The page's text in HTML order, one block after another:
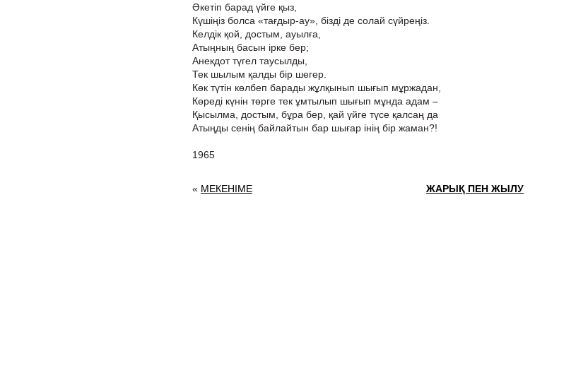
Әкетіп барад үйге қыз,
Күшіңіз болса «тағдыр-ау», бізді де солай сүйреңіз.
Келдік қой, достым, ауылға,
Атыңның басын ірке бер;
Анекдот түгел таусылды,
Тек шылым қалды бір шегер.
Көк түтін көлбеп барады жұлқынып шығып мұржадан,
Көреді күнін төрге тек ұмтылып шығып мұнда адам –
Қысылма, достым, бұра бер, қай үйге түсе қалсаң да
Атыңды сенің байлайтын бар шығар інің бір жаман?!
1965
« МЕКЕНІМЕ ЖАРЫҚ ПЕН ЖЫЛУ